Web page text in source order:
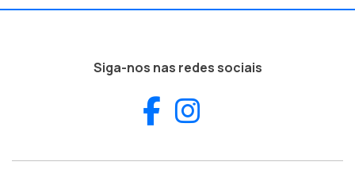
Siga-nos nas redes sociais
Facebook